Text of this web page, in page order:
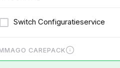
Switch Configuratieservice
CAREPACK